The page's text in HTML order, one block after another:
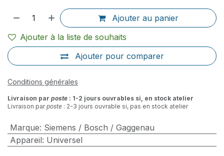
Ajouter au panier
Ajouter pour comparer
Ajouter à la liste de souhaits
Conditions générales
Livraison par poste : 1-2 jours ouvrables si, en stock atelier
Livraison parposte : 2-3 jours ouvrable si, pas en stock atelier
Marque: Siemens / Bosch / Gaggenau
Appareil: Universel